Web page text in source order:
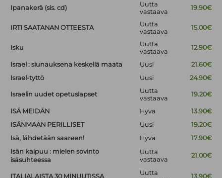
Ipanakerä (sis. cd)
Uutta
vastaava
19.90€
IRTI SAATANAN OTTEESTA
Uutta
vastaava
15.00€
Isku
Uutta
vastaava
12.90€
Israel : siunauksena keskellä maata Uusi
21.60€
Israel-tyttö
Uusi 24.90€
Israelin uudet opetuslapset
Uutta
vastaava
19.20€
ISÄ MEIDÄN Hyvä
13.90€
ISÄNMAAN PERILLISET
Uusi
19.20€
Isä, lähdetään saareen!
Hyvä
17.90€
Isän kaipuu : mielen sovinto
isäsuhteessa
Uutta
vastaava
21.00€
ITALIALAISTA 30 MINUUTISSA
Uutta
13.90€